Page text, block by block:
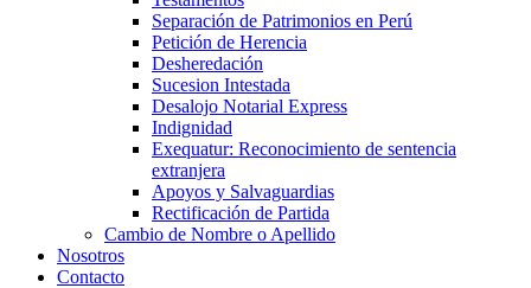
Separación de Patrimonios en Perú
Petición de Herencia
Desheredación
Sucesion Intestada
Desalojo Notarial Express
Indignidad
Exequatur: Reconocimiento de sentencia
extranjera
Apoyos y Salvaguardias
Rectificación de Partida
Cambio de Nombre o Apellido
Nosotros
Contacto